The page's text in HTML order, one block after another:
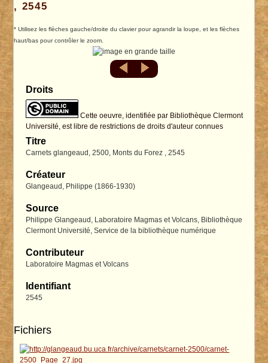
, 2545
* Utilisez les flèches gauche/droite du clavier pour agrandir la loupe, et les flèches
haut/bas pour contrôler le zoom.
Droits
Cette oeuvre, identifiée par Bibliothèque Clermont
Université, est libre de restrictions de droits d'auteur connues
Titre
Carnets glangeaud, 2500, Monts du Forez , 2545
Créateur
Glangeaud, Philippe (1866-1930)
Source
Philippe Glangeaud, Laboratoire Magmas et Volcans, Bibliothèque
Clermont Université, Service de la bibliothèque numérique
Contributeur
Laboratoire Magmas et Volcans
Identifiant
2545
Fichiers